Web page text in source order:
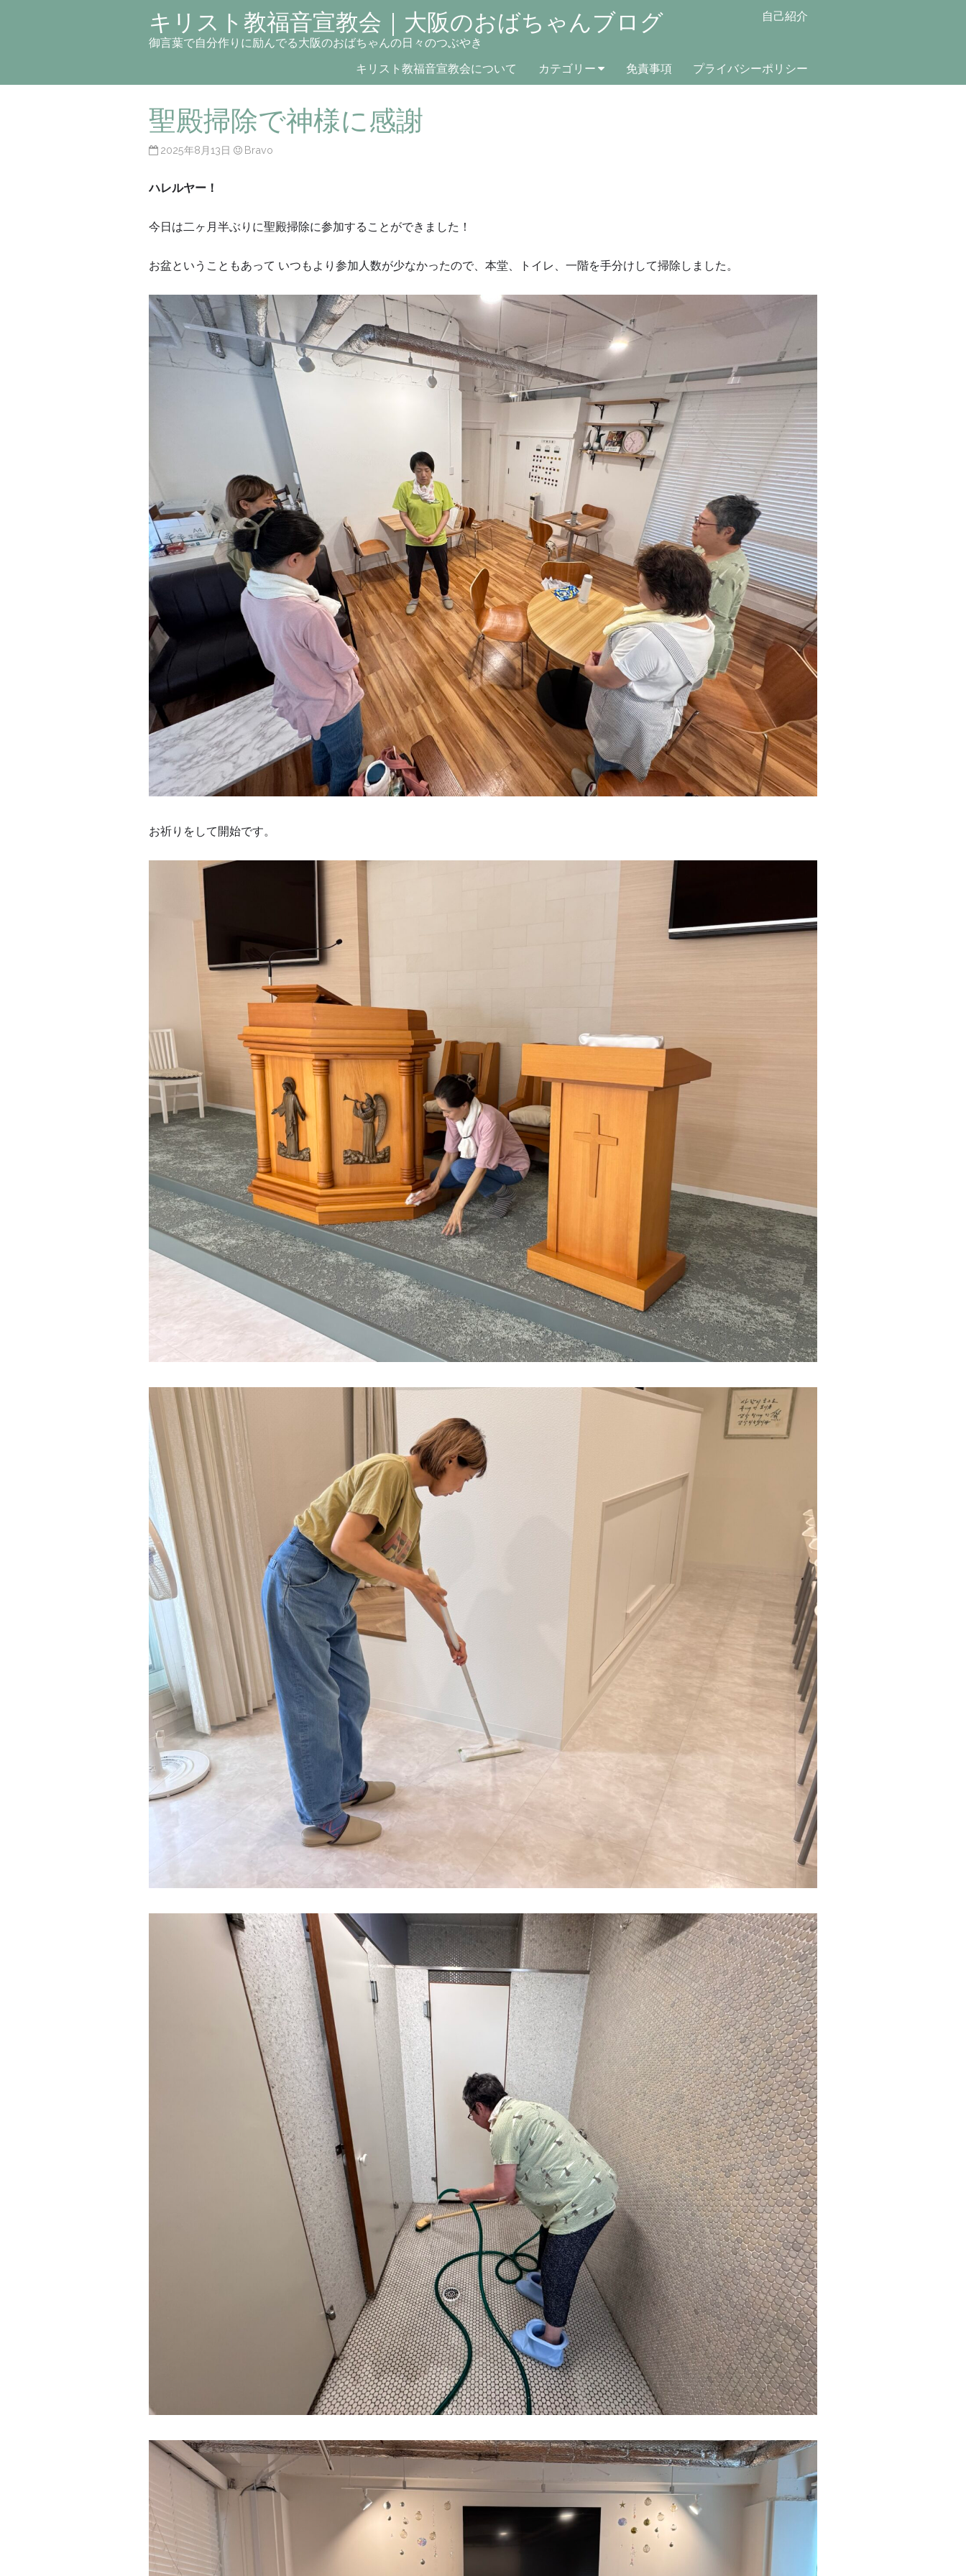
キリスト教福音宣教会｜大阪のおばちゃんブログ
御言葉で自分作りに励んでる大阪のおばちゃんの日々のつぶやき
自己紹介
キリスト教福音宣教会について カテゴリー 免責事項 プライバシーポリシー
聖殿掃除で神様に感謝
2025年8月13日 Bravo
ハレルヤー！
今日は二ヶ月半ぶりに聖殿掃除に参加することができました！
お盆ということもあって いつもより参加人数が少なかったので、本堂、トイレ、一階を手分けして掃除しました。
お祈りをして開始です。